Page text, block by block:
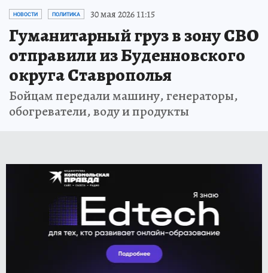
НОВОСТИ ПОЛИТИКА 30 мая 2026 11:15
Гуманитарный груз в зону СВО
отправили из Буденновского
округа Ставрополья
Бойцам передали машину, генераторы,
обогреватели, воду и продукты